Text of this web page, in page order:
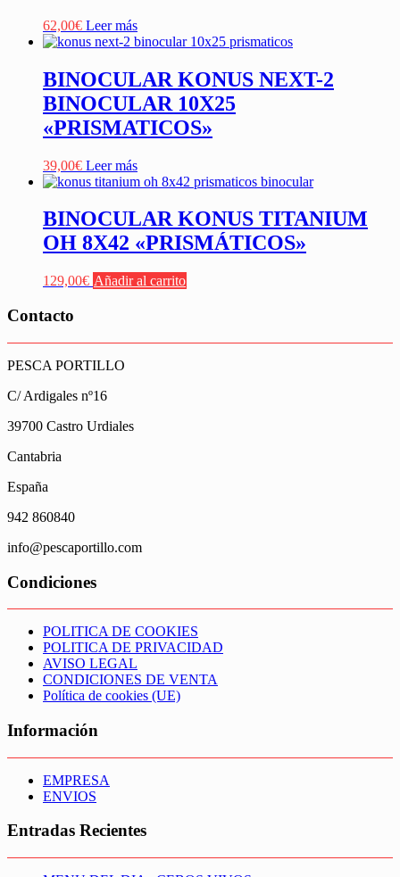
62,00€ Leer más
BINOCULAR KONUS NEXT-2
BINOCULAR 10X25
«PRISMATICOS»
39,00€ Leer más
BINOCULAR KONUS TITANIUM
OH 8X42 «PRISMÁTICOS»
129,00€ Añadir al carrito
Contacto
PESCA PORTILLO
C/ Ardigales nº16
39700 Castro Urdiales
Cantabria
España
942 860840
info@pescaportillo.com
Condiciones
POLITICA DE COOKIES
POLITICA DE PRIVACIDAD
AVISO LEGAL
CONDICIONES DE VENTA
Política de cookies (UE)
Información
EMPRESA
ENVIOS
Entradas Recientes